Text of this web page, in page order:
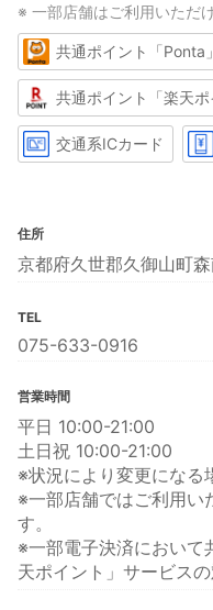
※ 一部店舗はご利用いただ
共通ポイント「Ponta」
共通ポイント「楽天ポ
交通系ICカード
住所
京都府久世郡久御山町
TEL
075-633-0916
営業時間
平日 10:00-21:00
土日祝 10:00-21:00
※状況により変更になる
※一部店舗ではご利用い
す。
※一部電子決済におい
天ポイント」サービス